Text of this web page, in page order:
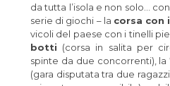
da tutta l’isola e non solo…
serie di giochi – la corsa con
vicoli del paese con i tinelli
botti (corsa in salita per
spinte da due concorrenti), la
(gara disputata tra due